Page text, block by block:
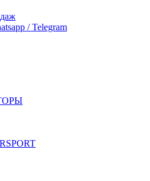
/ Telegram